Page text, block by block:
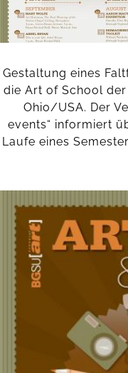
Gestaltung eines
die Art of School
Ohio/USA. Der
events“ informiert
Laufe eines